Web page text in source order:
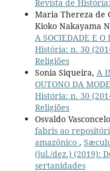
Revista de
Maria Thereza de
Kioko Nakayama
A SOCIEDADE E
História: n. 30
Religiões
Sonia Siqueira, A
OUTONO DA
História: n. 30
Religiões
Osvaldo
fabris ao
amazônico ,
(jul./dez.) (2019):
sertanidades